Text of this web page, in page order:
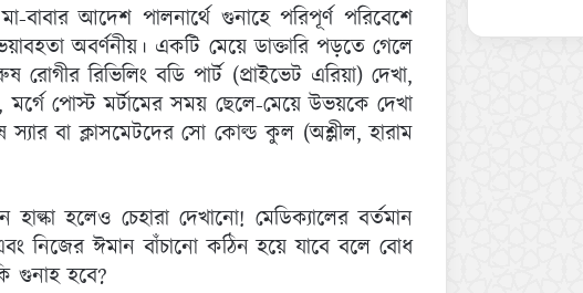
আদেশ পালনার্থে গুনাহে পরিপূর্ণ পরিবেশে
অবর্ণনীয়। একটি মেয়ে ডাক্তারি পড়তে গেলে
রিভিলিং বডি পার্ট (প্রাইভেট এরিয়া) দেখা,
মর্গে পোস্ট মর্টামের সময় ছেলে-মেয়ে উভয়কে দেখা
বা ক্লাসমেটদের সো কোল্ড কুল (অশ্লীল, হারাম
হলেও চেহারা দেখানো! মেডিক্যালের বর্তমান
নিজের ঈমান বাঁচানো কঠিন হয়ে যাবে বলে বোধ
গুনাহ হবে?